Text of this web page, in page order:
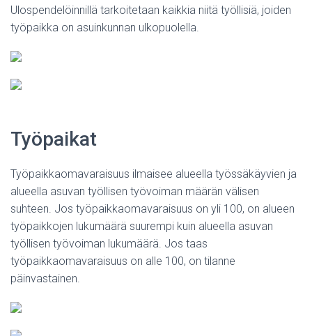
Ulospendelöinnillä tarkoitetaan kaikkia niitä työllisiä, joiden
työpaikka on asuinkunnan ulkopuolella.
Työpaikat
Työpaikkaomavaraisuus ilmaisee alueella työssäkäyvien ja
alueella asuvan työllisen työvoiman määrän välisen
suhteen. Jos työpaikkaomavaraisuus on yli 100, on alueen
työpaikkojen lukumäärä suurempi kuin alueella asuvan
työllisen työvoiman lukumäärä. Jos taas
työpaikkaomavaraisuus on alle 100, on tilanne
päinvastainen.